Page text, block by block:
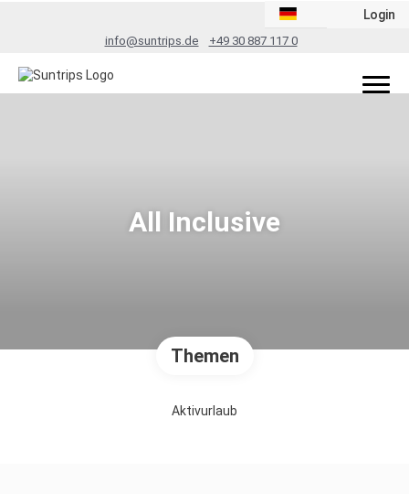
info@suntrips.de +49 30 887 117 0
Login
All Inclusive
Themen
Aktivurlaub